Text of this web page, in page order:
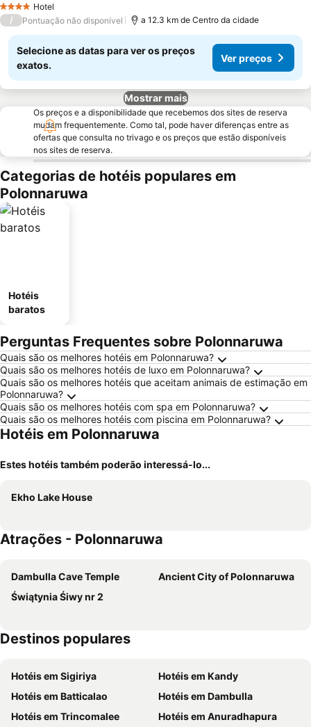
4 EstrelasHotel
/ Pontuação não disponível a 12.3 km de Centro da cidade
Selecione as datas para ver os preços
exatos.
Ver preços
Mostrar mais
Os preços e a disponibilidade que recebemos dos sites de reserva
mudam frequentemente. Como tal, pode haver diferenças entre as
ofertas que consulta no trivago e os preços que estão disponíveis
nos sites de reserva.
Categorias de hotéis populares em
Polonnaruwa
Hotéis
baratos
Perguntas Frequentes sobre Polonnaruwa
Quais são os melhores hotéis em Polonnaruwa?
Quais são os melhores hotéis de luxo em Polonnaruwa?
Quais são os melhores hotéis que aceitam animais de estimação em
Polonnaruwa?
Quais são os melhores hotéis com spa em Polonnaruwa?
Quais são os melhores hotéis com piscina em Polonnaruwa?
Hotéis em Polonnaruwa
Estes hotéis também poderão interessá-lo...
Ekho Lake House
Atrações - Polonnaruwa
Dambulla Cave Temple
Ancient City of Polonnaruwa
Świątynia Śiwy nr 2
Destinos populares
Hotéis em Sigiriya
Hotéis em Kandy
Hotéis em Batticalao
Hotéis em Dambulla
Hotéis em Trincomalee
Hotéis em Anuradhapura